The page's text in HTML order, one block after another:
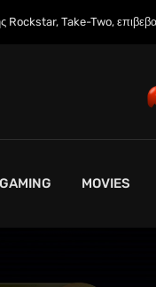
Take-Two, επιβεβαιώνει
MOVIES